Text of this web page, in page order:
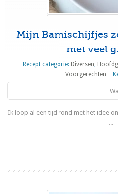
Mijn Bamischijfjes
met veel
Recept categorie: Diversen,
Voorgerechten
Ik loop al een tijd rond met het idee
...